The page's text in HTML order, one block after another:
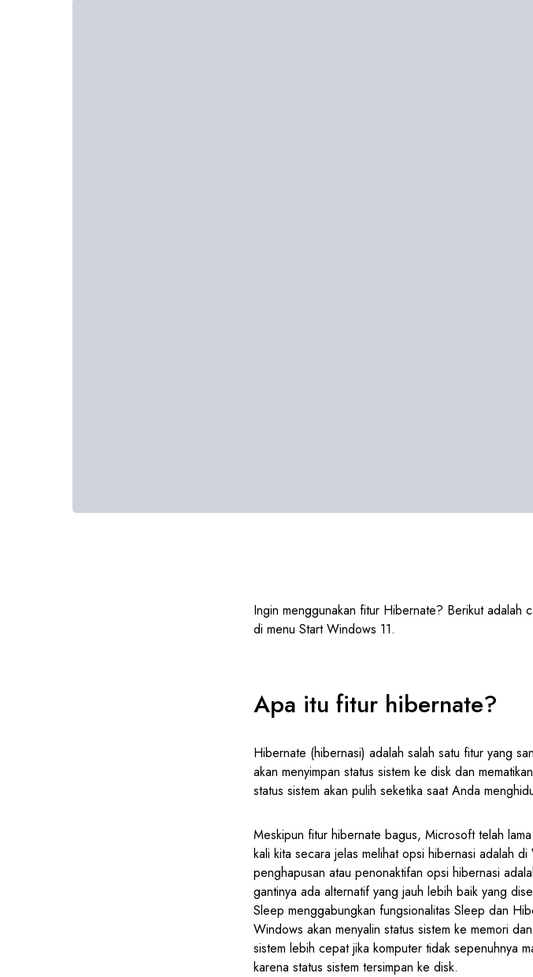
Ingin menggunakan fitur Hibernate? Berikut adalah
di menu Start Windows 11.
Apa itu fitur hibernate?
Hibernate (hibernasi) adalah salah satu fitur yang
akan menyimpan status sistem ke disk dan
status sistem akan pulih seketika saat Anda
Meskipun fitur hibernate bagus, Microsoft telah
kali kita secara jelas melihat opsi hibernasi adalah
penghapusan atau penonaktifan opsi hibernasi
gantinya ada alternatif yang jauh lebih baik yang
Sleep menggabungkan fungsionalitas Sleep dan
Windows akan menyalin status sistem ke memori
sistem lebih cepat jika komputer tidak sepenuhnya
karena status sistem tersimpan ke disk.